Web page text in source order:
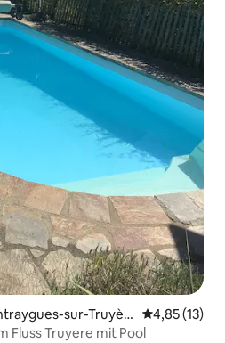
sur-Truyèr
4,85 (13)
Fluss Truyere mit Pool